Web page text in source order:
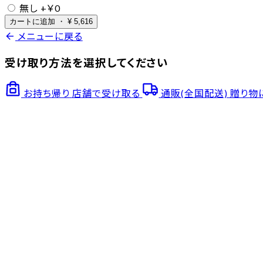
無し +￥0
カートに追加 ・ ¥ 5,616
arrow_back メニューに戻る
受け取り方法を選択してください
お持ち帰り 店舗で受け取る 通販(全国配送) 贈り物